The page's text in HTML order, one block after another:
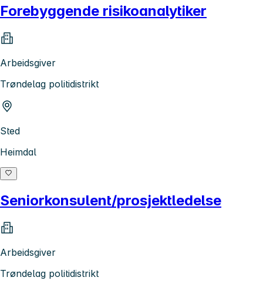
Forebyggende risikoanalytiker
Arbeidsgiver
Trøndelag politidistrikt
Sted
Heimdal
Seniorkonsulent/prosjektledelse
Arbeidsgiver
Trøndelag politidistrikt